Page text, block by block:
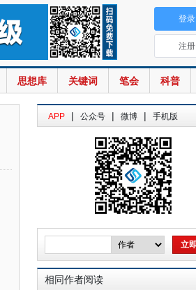
思想库 关键词 笔会 科普
登录
注册
APP | 公众号 | 微博 | 手机版
相同作者阅读